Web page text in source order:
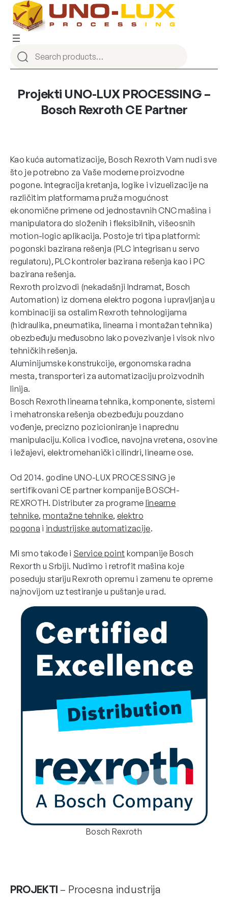
Projekti UNO-LUX PROCESSING –
Bosch Rexroth CE Partner
Kao kuća automatizacije, Bosch Rexroth Vam nudi sve
što je potrebno za Vaše moderne proizvodne
pogone. Integracija kretanja, logike i vizuelizacije na
različitim platformama pruža mogućnost
ekonomične primene od jednostavnih CNC mašina i
manipulatora do složenih i fleksibilnih, višeosnih
motion-logic aplikacija. Postoje tri tipa platformi:
pogonski bazirana rešenja (PLC integrisan u servo
regulatoru), PLC kontroler bazirana rešenja kao i PC
bazirana rešenja.
Rexroth proizvodi (nekadašnji Indramat, Bosch
Automation) iz domena elektro pogona i upravljanja u
kombinaciji sa ostalim Rexroth tehnologijama
(hidraulika, pneumatika, linearna i montažan tehnika)
obezbeđuju međusobno lako povezivanje i visok nivo
tehničkih rešenja.
Aluminijumske konstrukcije, ergonomska radna
mesta, transporteri za automatizaciju proizvodnih
linija.
Bosch Rexroth linearna tehnika, komponente, sistemi
i mehatronska rešenja obezbeđuju pouzdano
vođenje, precizno pozicioniranje i naprednu
manipulaciju. Kolica i vođice, navojna vretena, osovine
i ležajevi, elektromehanički cilindri, linearne ose.
Od 2014. godine UNO-LUX PROCESSING je
sertifikovani CE partner kompanije BOSCH-
REXROTH. Distributer za programe linearne
tehnike, montažne tehnike, elektro
pogona i industrijske automatizacije.
Mi smo takođe i Service point kompanije Bosch
Rexorth u Srbiji. Nudimo i retrofit mašina koje
poseduju stariju Rexroth opremu i zamenu te opreme
najnovijom uz testiranje u puštanje u rad.
Bosch Rexroth
PROJEKTI – Procesna industrija